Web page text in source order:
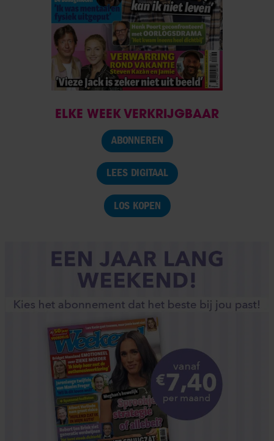
ELKE WEEK VERKRIJGBAAR
ABONNEREN
LEES DIGITAAL
LOS KOPEN